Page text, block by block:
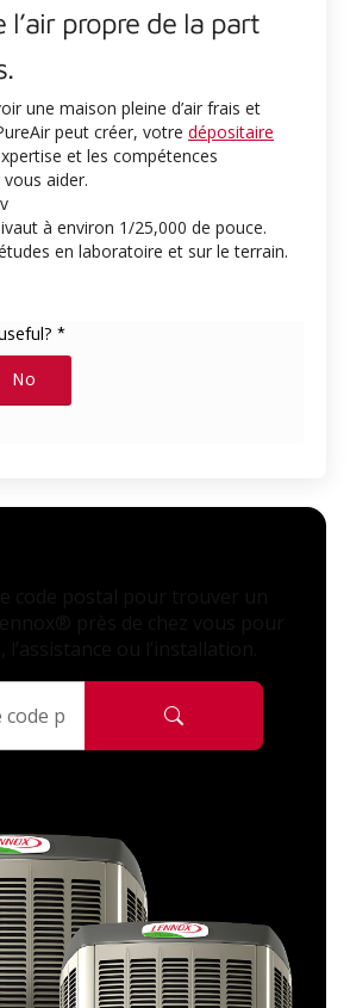
l’air propre de la part
une maison pleine d’air frais et
peut créer, votre dépositaire
et les compétences
aider.
à environ 1/25,000 de pouce.
en laboratoire et sur le terrain.